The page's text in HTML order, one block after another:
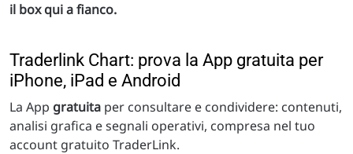
il box qui a fianco.
Traderlink Chart: prova la App gratuita per
iPhone, iPad e Android
La App gratuita per consultare e condividere: contenuti,
analisi grafica e segnali operativi, compresa nel tuo
account gratuito TraderLink.